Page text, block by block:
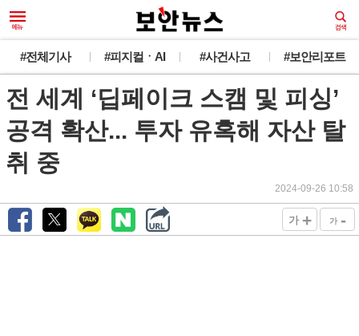
#전체기사 #피지컬ㆍAI #사건사고 #보안리포트
전 세계 ‘딥페이크 스캠 및 피싱’
공격 확산... 투자 유혹해 자산 탈
취 중
2024-09-26 10:58
가 + 가 -